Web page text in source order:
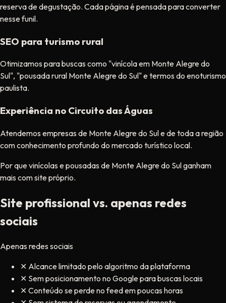
reserva de degustação. Cada página é pensada para converter
nesse funil.
SEO para turismo rural
Otimizamos para buscas como "vinícola em Monte Alegre do
Sul", "pousada rural Monte Alegre do Sul" e termos do enoturismo
paulista.
Experiência no Circuito das Águas
Atendemos empresas de Monte Alegre do Sul e de toda a região
com conhecimento profundo do mercado turístico local.
Por que vinícolas e pousadas de Monte Alegre do Sul ganham
mais com site próprio.
Site profissional vs. apenas redes
sociais
Apenas redes sociais
✕ Alcance limitado pelo algoritmo da plataforma
✕ Sem posicionamento no Google para buscas locais
✕ Conteúdo se perde no feed em poucas horas